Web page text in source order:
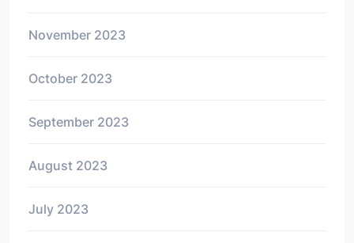
November 2023
October 2023
September 2023
August 2023
July 2023